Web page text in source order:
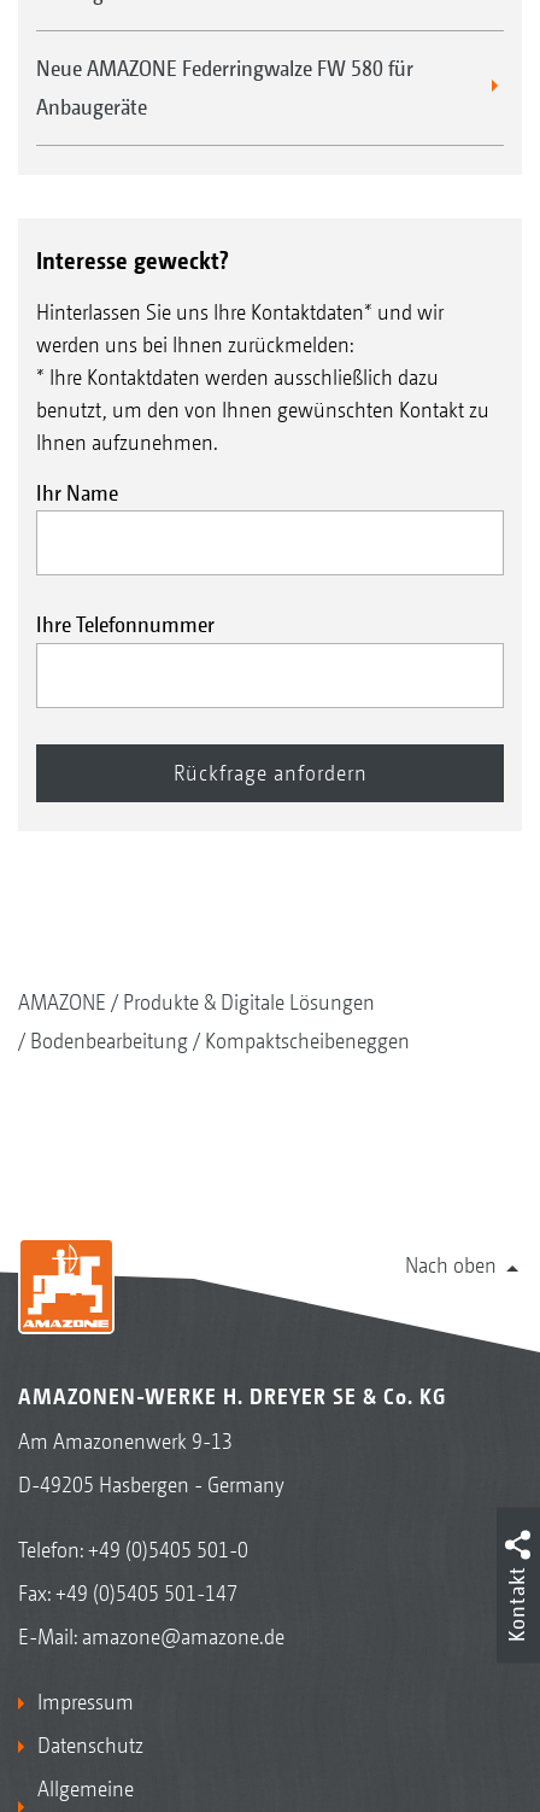
Neue AMAZONE Federringwalze FW 580 für
Anbaugeräte
Interesse geweckt?
Hinterlassen Sie uns Ihre Kontaktdaten* und wir
werden uns bei Ihnen zurückmelden:
* Ihre Kontaktdaten werden ausschließlich dazu
benutzt, um den von Ihnen gewünschten Kontakt zu
Ihnen aufzunehmen.
Ihr Name
Ihre Telefonnummer
AMAZONE
Produkte & Digitale Lösungen
Bodenbearbeitung
Kompaktscheibeneggen
Nach oben
AMAZONEN-WERKE H. DREYER SE & Co. KG
Am Amazonenwerk 9-13
D-49205 Hasbergen - Germany
Telefon:+49 (0)5405 501-0
Fax: +49 (0)5405 501-147
E-Mail: amazone@amazone.de
Impressum
Datenschutz
Allgemeine
Kontakt